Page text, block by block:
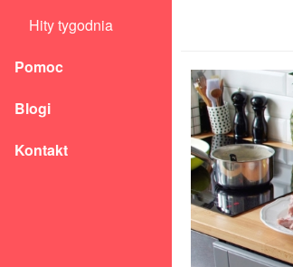
Hity tygodnia
Pomoc
Blogi
Kontakt